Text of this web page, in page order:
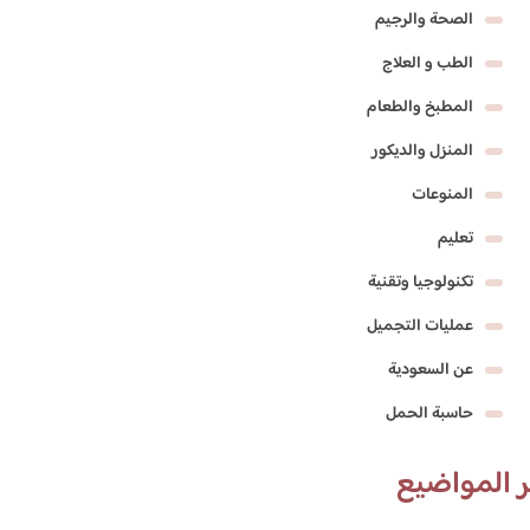
الصحة والرجيم
الطب و العلاج
المطبخ والطعام
المنزل والديكور
المنوعات
تعليم
تكنولوجيا وتقنية
عمليات التجميل
عن السعودية
حاسبة الحمل
المواضيع